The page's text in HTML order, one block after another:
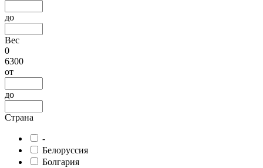
до
Вес
0
6300
от
до
Страна
-
Белоруссия
Болгария